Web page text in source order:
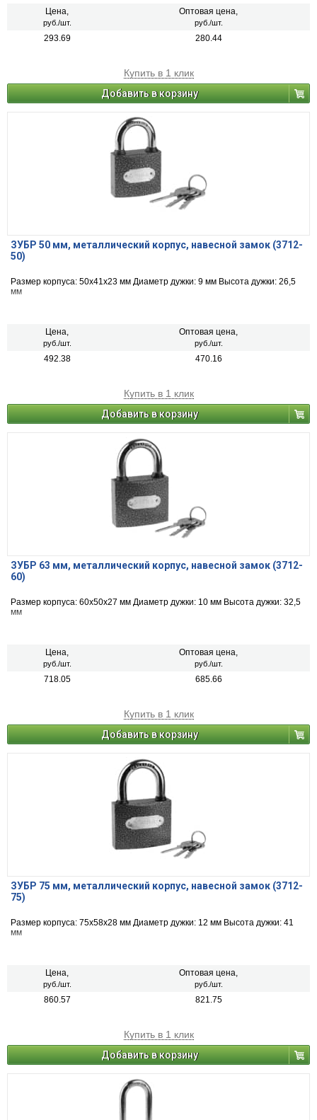
Цена,
руб./шт.
Оптовая цена,
руб./шт.
293.69 280.44
Купить в 1 клик
Добавить в корзину
ЗУБР 50 мм, металлический корпус, навесной замок (3712-
50)
Размер корпуса: 50х41х23 мм Диаметр дужки: 9 мм Высота дужки: 26,5
мм
Цена,
руб./шт.
Оптовая цена,
руб./шт.
492.38 470.16
Купить в 1 клик
Добавить в корзину
ЗУБР 63 мм, металлический корпус, навесной замок (3712-
60)
Размер корпуса: 60х50х27 мм Диаметр дужки: 10 мм Высота дужки: 32,5
мм
Цена,
руб./шт.
Оптовая цена,
руб./шт.
718.05 685.66
Купить в 1 клик
Добавить в корзину
ЗУБР 75 мм, металлический корпус, навесной замок (3712-
75)
Размер корпуса: 75х58х28 мм Диаметр дужки: 12 мм Высота дужки: 41
мм
Цена,
руб./шт.
Оптовая цена,
руб./шт.
860.57 821.75
Купить в 1 клик
Добавить в корзину